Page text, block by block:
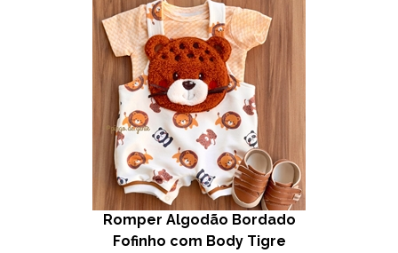
Romper Algodão Bordado
Fofinho com Body Tigre